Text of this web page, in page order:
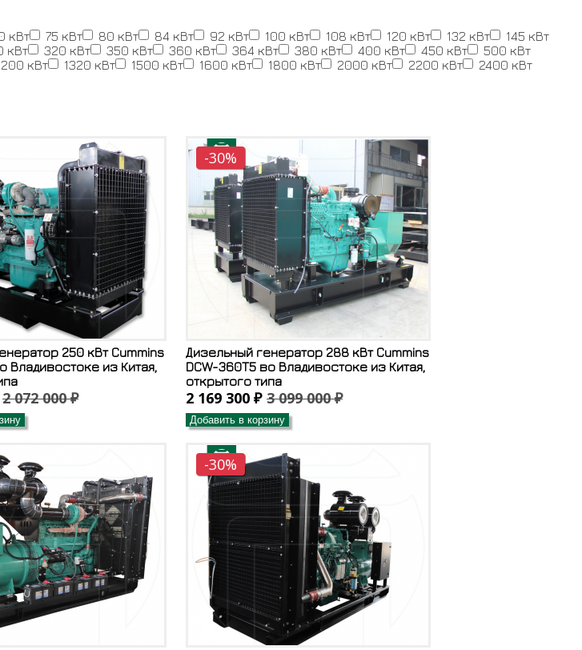
кВт 75 кВт 80 кВт 84 кВт 92 кВт 100 кВт 108 кВт 120 кВт 132 кВт
145 кВт
кВт 320 кВт 350 кВт 360 кВт 364 кВт 380 кВт 400 кВт 450 кВт
500 кВт
кВт 1320 кВт 1500 кВт 1600 кВт 1800 кВт 2000 кВт 2200 кВт
2400 кВт
250 кВт Cummins
Владивостоке из Китая,
2 072 000 ₽
-30%
Дизельный генератор 288 кВт Cummins
DCW-360T5 во Владивостоке из Китая,
открытого типа
2 169 300 ₽ 3 099 000 ₽
Добавить в корзину
-30%